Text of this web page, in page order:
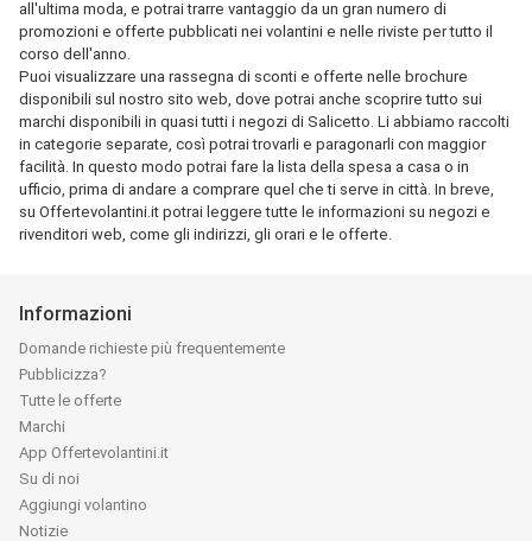
all'ultima moda, e potrai trarre vantaggio da un gran numero di
promozioni e offerte pubblicati nei volantini e nelle riviste per tutto il
corso dell'anno.
Puoi visualizzare una rassegna di sconti e offerte nelle brochure
disponibili sul nostro sito web, dove potrai anche scoprire tutto sui
marchi disponibili in quasi tutti i negozi di Salicetto. Li abbiamo raccolti
in categorie separate, così potrai trovarli e paragonarli con maggior
facilità. In questo modo potrai fare la lista della spesa a casa o in
ufficio, prima di andare a comprare quel che ti serve in città. In breve,
su Offertevolantini.it potrai leggere tutte le informazioni su negozi e
rivenditori web, come gli indirizzi, gli orari e le offerte.
Informazioni
Domande richieste più frequentemente
Pubblicizza?
Tutte le offerte
Marchi
App Offertevolantini.it
Su di noi
Aggiungi volantino
Notizie